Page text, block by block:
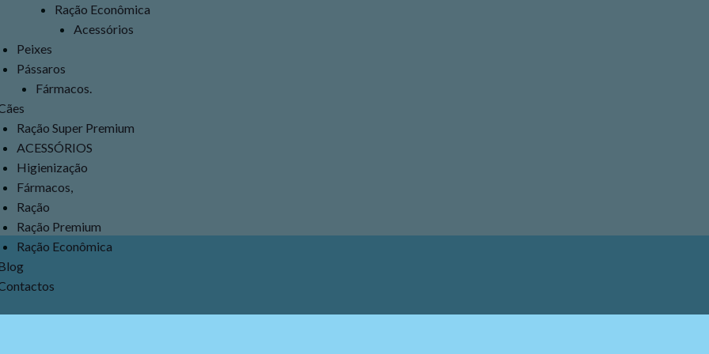
Ração Econômica
Acessórios
Peixes
Pássaros
Fármacos.
Ração Super Premium
ACESSÓRIOS
Higienização
Fármacos,
Ração
Ração Premium
Ração Econômica